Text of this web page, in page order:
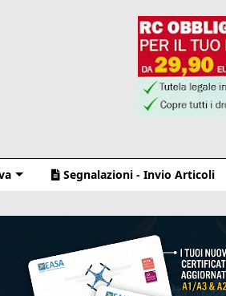
Segnalazioni - Invio Articoli